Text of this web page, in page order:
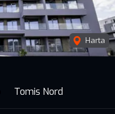
Tomis Nord
Harta